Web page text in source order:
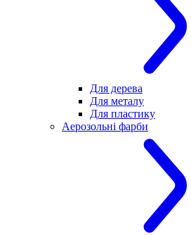
Для дерева
Для металу
Для пластику
Аерозольні фарби